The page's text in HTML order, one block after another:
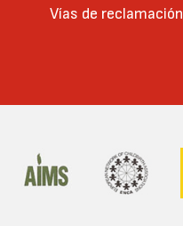
Vías de reclamación